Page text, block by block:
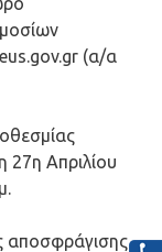
(α/α
Απριλίου
αποσφράγισης